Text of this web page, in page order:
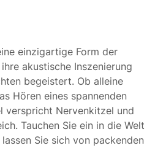
einzigartige Form der
akustische Inszenierung
begeistert. Ob alleine
Hören eines spannenden
verspricht Nervenkitzel und
Tauchen Sie ein in die Welt
Sie sich von packenden